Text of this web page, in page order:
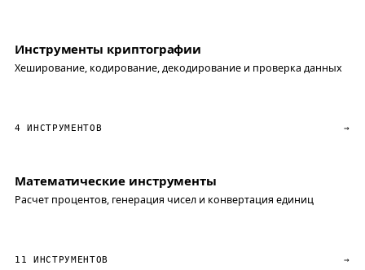
Инструменты криптографии
Хеширование, кодирование, декодирование и проверка данных
4 ИНСТРУМЕНТОВ →
Математические инструменты
Расчет процентов, генерация чисел и конвертация единиц
11 ИНСТРУМЕНТОВ →